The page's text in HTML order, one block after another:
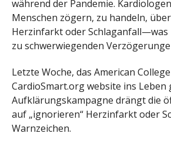
während der Pandemie.
Menschen zögern, zu handeln,
Herzinfarkt oder Schlaganfall—was
zu schwerwiegenden
Letzte Woche, das American
CardioSmart.org website ins Leben
Aufklärungskampagne drängt die
auf „ignorieren“ Herzinfarkt oder
Warnzeichen.